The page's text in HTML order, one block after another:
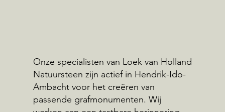
Onze specialisten van Loek van Holland
Natuursteen zijn actief in Hendrik-Ido-
Ambacht voor het creëren van
passende grafmonumenten. Wij